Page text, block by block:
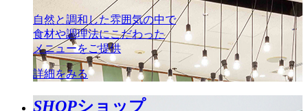
自然と調和した雰囲気の中で
食材や調理法にこだわった
メニューをご提供
詳細をみる
SHOPショップ